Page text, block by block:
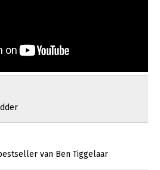
van Ben Tiggelaar